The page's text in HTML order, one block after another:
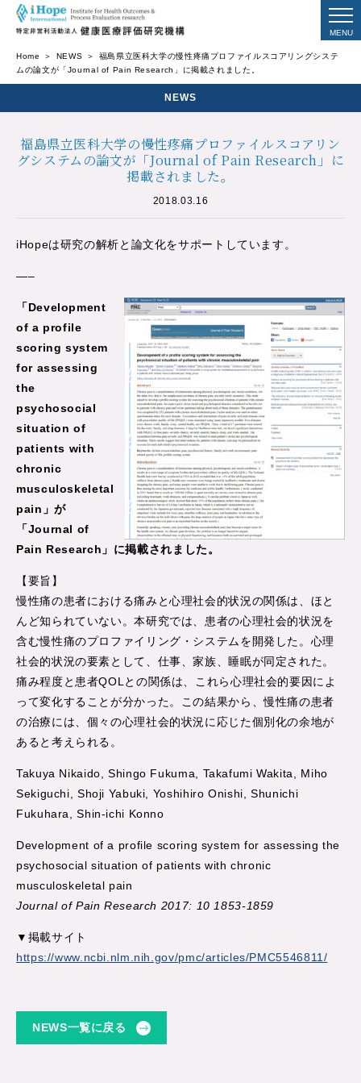
Home NEWS
福島県立医科大学の慢性疼痛プロファイルスコアリングシステ
ムの論文が「Journal of Pain Research」に掲載されました。
NEWS
福島県立医科大学の慢性疼痛プロファイルスコアリン
グシステムの論文が「Journal of Pain Research」に
掲載されました。
2018.03.16
iHopeは研究の解析と論文化をサポートしています。
—–
「Development
of a profile
scoring system
for assessing
the
psychosocial
situation of
patients with
chronic
musculoskeletal
pain」が
「Journal of
Pain Research」に掲載されました。
【要旨】
慢性痛の患者における痛みと心理社会的状況の関係は、ほと
んど知られていない。本研究では、患者の心理社会的状況を
含む慢性痛のプロファイリング・システムを開発した。心理
社会的状況の要素として、仕事、家族、睡眠が同定された。
痛み程度と患者QOLとの関係は、これら心理社会的要因によ
って変化することが分かった。この結果から、慢性痛の患者
の治療には、個々の心理社会的状況に応じた個別化の余地が
あると考えられる。
Takuya Nikaido, Shingo Fukuma, Takafumi Wakita, Miho
Sekiguchi, Shoji Yabuki, Yoshihiro Onishi, Shunichi
Fukuhara, Shin-ichi Konno
Development of a profile scoring system for assessing the
psychosocial situation of patients with chronic
musculoskeletal pain
Journal of Pain Research 2017: 10 1853-1859
▼掲載サイト
https://www.ncbi.nlm.nih.gov/pmc/articles/PMC5546811/
NEWS一覧に戻る